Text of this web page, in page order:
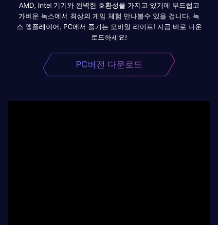
AMD, Intel 기기와 완벽한 호환성을 가지고 있기에 부드럽고
가벼운 녹스에서 최상의 게임 체험 만나볼수 있을 겁니다. 녹
스 앱플레이어, PC에서 즐기는 모바일 라이프! 지금 바로 다운
로드하세요!
PC버전 다운로드